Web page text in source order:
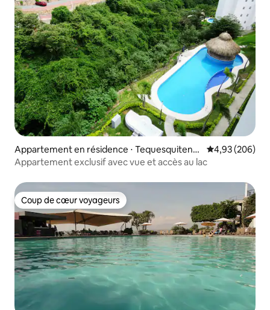
Appartement en résidence ⋅ Tequesquiteng
o
Évaluation
4,93 (206)
Appartement exclusif avec vue et accès au lac
Coup de cœur voyageurs
Coup de cœur voyageurs